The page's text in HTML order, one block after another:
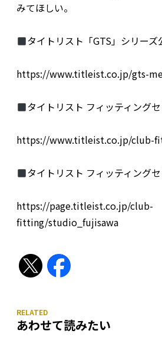
みてほしい。
タイトリスト「GTS」シリーズ
https://www.titleist.co.jp/gts-
タイトリスト フィッティング
https://www.titleist.co.jp/club-
タイトリスト フィッティング
https://page.titleist.co.jp/club-
fitting/studio_fujisawa
あわせて読みたい